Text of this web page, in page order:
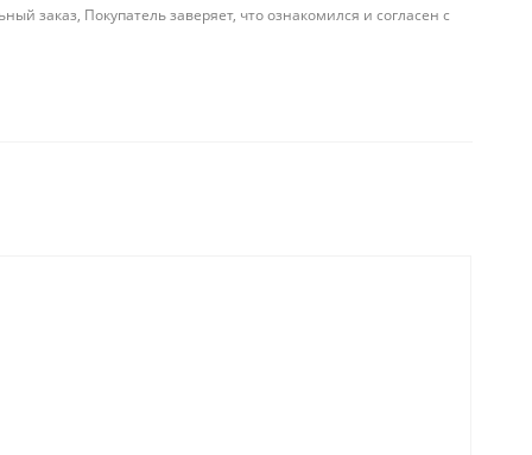
заказ, Покупатель заверяет, что ознакомился и согласен с